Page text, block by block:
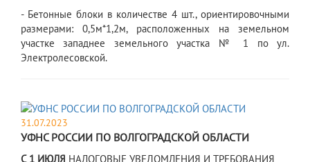
- Бетонные блоки в количестве 4 шт., ориентировочными
размерами: 0,5м*1,2м, расположенных на земельном
участке западнее земельного участка № 1 по ул.
Электролесовской.
31.07.2023
УФНС РОССИИ ПО ВОЛГОГРАДСКОЙ ОБЛАСТИ
С 1 ИЮЛЯ НАЛОГОВЫЕ УВЕДОМЛЕНИЯ И ТРЕБОВАНИЯ